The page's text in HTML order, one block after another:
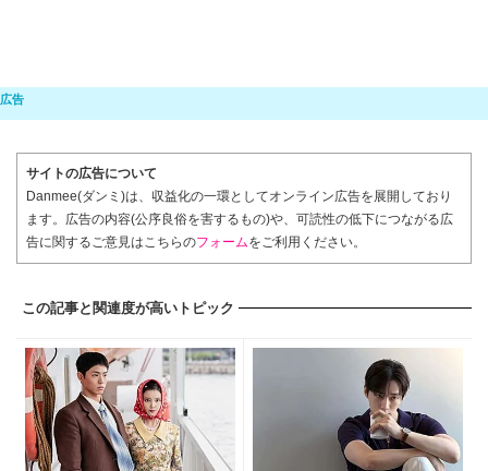
サイトの広告について
Danmee(ダンミ)は、収益化の一環としてオンライン広告を展開しており
ます。広告の内容(公序良俗を害するもの)や、可読性の低下につながる広
告に関するご意見はこちらのフォームをご利用ください。
この記事と関連度が高いトピック